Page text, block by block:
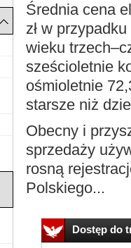
Średnia cena
zł w
wieku
sześcioletnie
ośmioletnie
starsze niż
Obecny i
sprzedaży
rosną
Polskiego...
Dostęp do